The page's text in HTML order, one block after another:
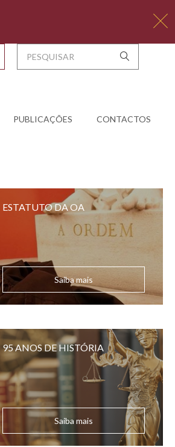
PUBLICAÇÕES CONTACTOS
ESTATUTO DA OA
Saiba mais
95 ANOS DE HISTÓRIA
Saiba mais